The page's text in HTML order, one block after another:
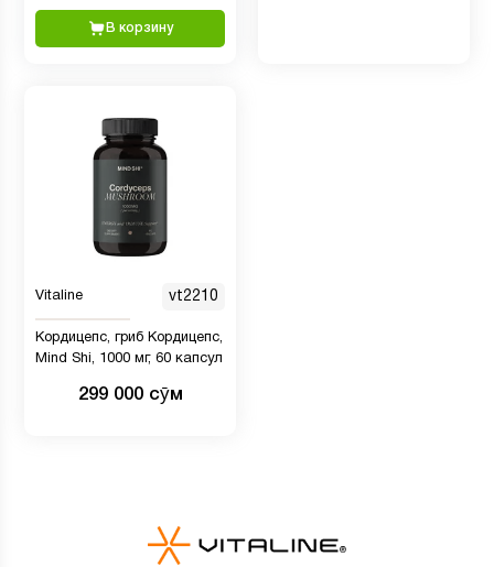
В корзину
Vitaline vt2210
Кордицепс, гриб Кордицепс,
Mind Shi, 1000 мг, 60 капсул
299 000 сӯм